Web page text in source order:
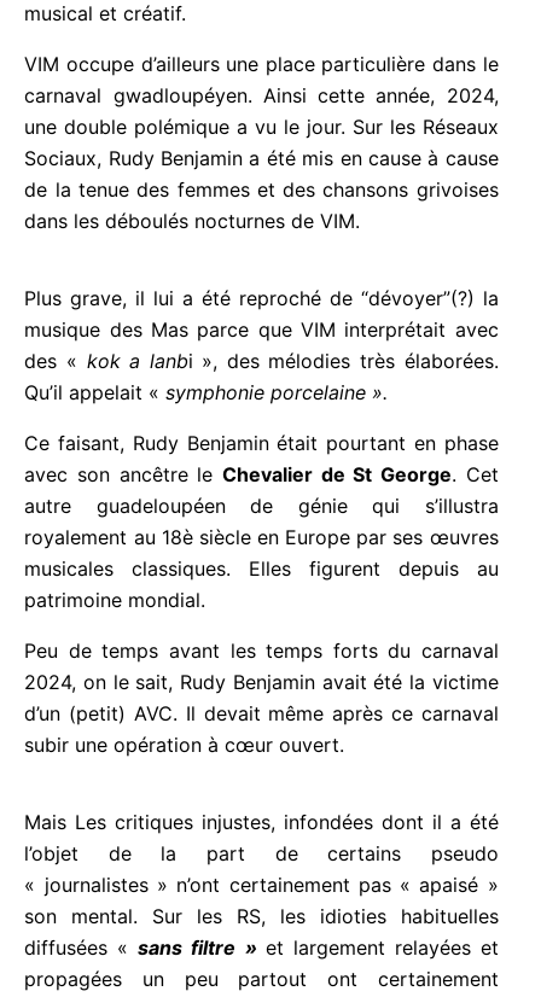
musical et créatif.
VIM occupe d’ailleurs une place particulière dans le
carnaval gwadloupéyen. Ainsi cette année, 2024,
une double polémique a vu le jour. Sur les Réseaux
Sociaux, Rudy Benjamin a été mis en cause à cause
de la tenue des femmes et des chansons grivoises
dans les déboulés nocturnes de VIM.
Plus grave, il lui a été reproché de “dévoyer”(?) la
musique des Mas parce que VIM interprétait avec
des « kok a lanbi », des mélodies très élaborées.
Qu’il appelait «symphonie porcelaine ».
Ce faisant, Rudy Benjamin était pourtant en phase
avec son ancêtre le Chevalier de St George. Cet
autre guadeloupéen de génie qui s’illustra
royalement au 18è siècle en Europe par ses œuvres
musicales classiques. Elles figurent depuis au
patrimoine mondial.
Peu de temps avant les temps forts du carnaval
2024, on le sait, Rudy Benjamin avait été la victime
d’un (petit) AVC. Il devait même après ce carnaval
subir une opération à cœur ouvert.
Mais Les critiques injustes, infondées dont il a été
l’objet de la part de certains pseudo
« journalistes » n’ont certainement pas « apaisé »
son mental. Sur les RS, les idioties habituelles
diffusées «sans filtre » et largement relayées et
propagées un peu partout ont certainement